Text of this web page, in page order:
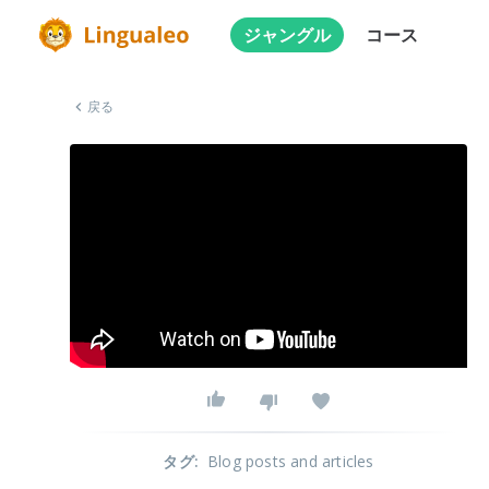
ジャングル コース
戻る
タグ: Blog posts and articles